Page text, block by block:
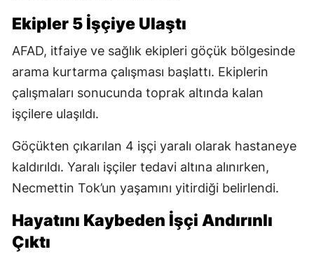
Ekipler 5 İşçiye Ulaştı
AFAD, itfaiye ve sağlık ekipleri göçük bölgesinde
arama kurtarma çalışması başlattı. Ekiplerin
çalışmaları sonucunda toprak altında kalan
işçilere ulaşıldı.
Göçükten çıkarılan 4 işçi yaralı olarak hastaneye
kaldırıldı. Yaralı işçiler tedavi altına alınırken,
Necmettin Tok’un yaşamını yitirdiği belirlendi.
Hayatını Kaybeden İşçi Andırınlı
Çıktı